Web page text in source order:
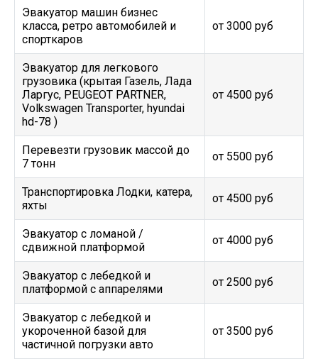
Эвакуатор машин бизнес
класса, ретро автомобилей и
спорткаров
от 3000 руб
Эвакуатор для легкового
грузовика (крытая Газель, Лада
Ларгус, PEUGEOT PARTNER,
Volkswagen Transporter, hyundai
hd-78 )
от 4500 руб
Перевезти грузовик массой до
7 тонн
от 5500 руб
Транспортировка Лодки, катера,
яхты
от 4500 руб
Эвакуатор c ломаной /
сдвижной платформой
от 4000 руб
Эвакуатор с лебедкой и
платформой с аппарелями
от 2500 руб
Эвакуатор с лебедкой и
укороченной базой для
частичной погрузки авто
от 3500 руб